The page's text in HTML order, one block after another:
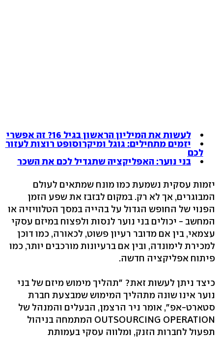
לעשות את המיליון הראשון בגיל 16? זה אפשרי
יזמים מתחילים: גוגל ומיקרוסופט רוצות לעזור
לכם
בני נוער: האפליקציה שתגדיל לכם את השכר
יזמות עסקית נשמעת כמו מונח שמתאים לעולם
המבוגרים, אך לא רק. במקום לבזבז את שפע הזמן
הפנוי של החופש הגדול על בהייה במסך הטלוויזיה או
המחשב - יכולים בני נוער לנסות ולפצוח במיזם עסקי
עצמאי, בין אם מדובר רעיון פשוט, לכאורה, כמו דוכן
למכירת לימונדה, ובין אם ברעיונות מורכבים יותר, כמו
פיתוח אפליקציה חדשה.
כיצד ניתן לעשות זאת? "תהליך מימוש מיזם של בני
נוער אינו שונה מתהליך המימוש שמבצעת חברת
סטארט-אפ", אומר ניר הרצמן, הבעלים והמנהל של
OUTSOURCING OPERATION המתמחה בניהול
תפעול לחברות הזנק, ומלווה עסקי בעמותת